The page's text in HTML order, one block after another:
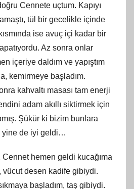
Cennete uçtum. Kapıyı
tül bir gecelikle içinde
ise avuç içi kadar bir
Az sonra onlar
içeriye daldım ve yapıştım
kemirmeye başladım.
kahvaltı masası tam enerji
adam akıllı siktirmek için
Şükür ki bizim bunlara
yine de iyi geldi…
Cennet hemen geldi kucağıma
vücut desen kadife gibiydi.
başladım, taş gibiydi.